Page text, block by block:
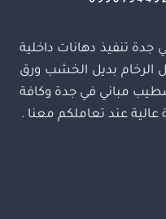
تنفيذ دهانات داخلية
الرخام بديل الخشب ورق
مباني في جدة وكافة
عند تعاملكم معنا .